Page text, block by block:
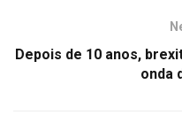
Depois de 10 anos,
onda